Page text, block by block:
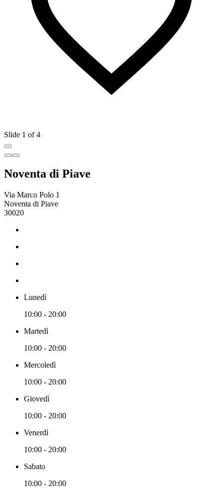
Slide 1 of 4
Noventa di Piave
Via Marco Polo 1
Noventa di Piave
30020
Lunedì
10:00 - 20:00
Martedì
10:00 - 20:00
Mercoledì
10:00 - 20:00
Giovedì
10:00 - 20:00
Venerdì
10:00 - 20:00
Sabato
10:00 - 20:00